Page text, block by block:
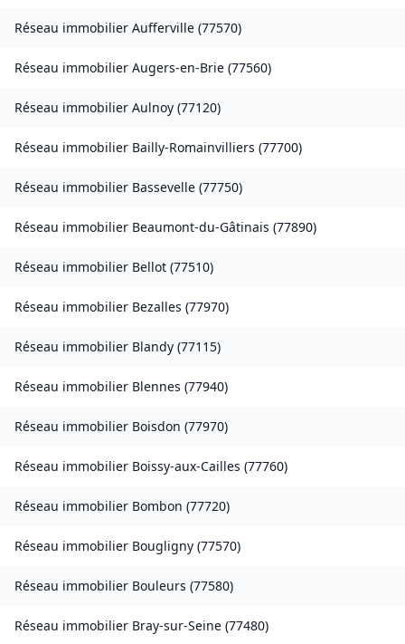
Réseau immobilier Aufferville (77570)
Réseau immobilier Augers-en-Brie (77560)
Réseau immobilier Aulnoy (77120)
Réseau immobilier Bailly-Romainvilliers (77700)
Réseau immobilier Bassevelle (77750)
Réseau immobilier Beaumont-du-Gâtinais (77890)
Réseau immobilier Bellot (77510)
Réseau immobilier Bezalles (77970)
Réseau immobilier Blandy (77115)
Réseau immobilier Blennes (77940)
Réseau immobilier Boisdon (77970)
Réseau immobilier Boissy-aux-Cailles (77760)
Réseau immobilier Bombon (77720)
Réseau immobilier Bougligny (77570)
Réseau immobilier Bouleurs (77580)
Réseau immobilier Bray-sur-Seine (77480)